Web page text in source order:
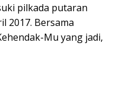
pilkada putaran
2017. Bersama
Mu yang jadi,